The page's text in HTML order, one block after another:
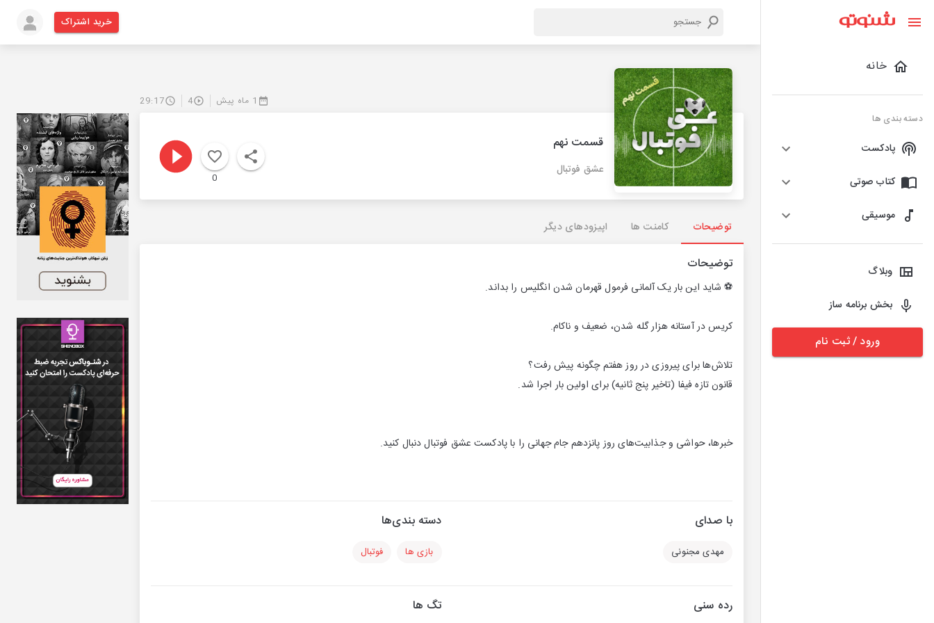
خانه
دسته بندی ها
پادکست
کتاب صوتی
موسیقی
وبلاگ
بخش برنامه ساز
ورود / ثبت نام
خرید اشتراک
1 ماه پیش 4
29:17
قسمت نهم
عشق فوتبال
0
توضیحات کامنت ها اپیزودهای دیگر
توضیحات
⚽️ شاید این بار یک آلمانی فرمول قهرمان شدن انگلیس را بداند.
کریس در آستانه هزار گله شدن، ضعیف و ناکام.
تلاش‌ها برای پیروزی در روز هفتم چگونه پیش رفت؟
قانون تازه فیفا (تاخیر پنج ثانیه) برای اولین بار اجرا شد.
خبرها، حواشی و جذابیت‌های روز پانزدهم جام جهانی را با پادکست عشق فوتبال دنبال کنید.
با صدای
مهدی مجنونی
دسته بندی‌ها
بازی ها فوتبال
رده سنی تگ ها